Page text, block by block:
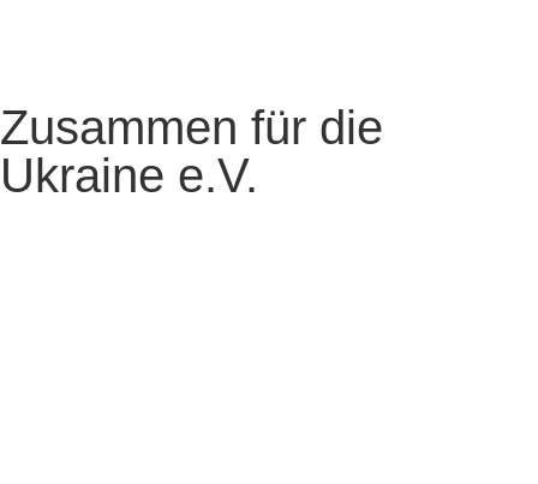
Zusammen für die
Ukraine e.V.